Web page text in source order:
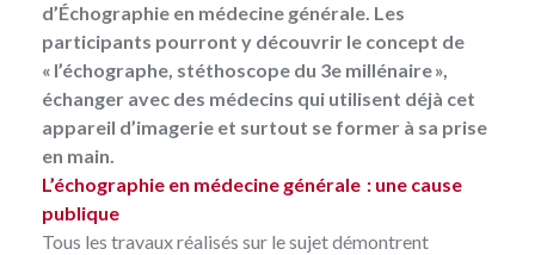
d’Échographie en médecine générale. Les
participants pourront y découvrir le concept de
« l’échographe, stéthoscope du 3e millénaire »,
échanger avec des médecins qui utilisent déjà cet
appareil d’imagerie et surtout se former à sa prise
en main.
L’échographie en médecine générale : une cause
publique
Tous les travaux réalisés sur le sujet démontrent